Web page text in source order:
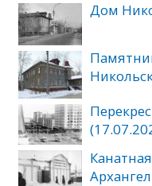
Дом